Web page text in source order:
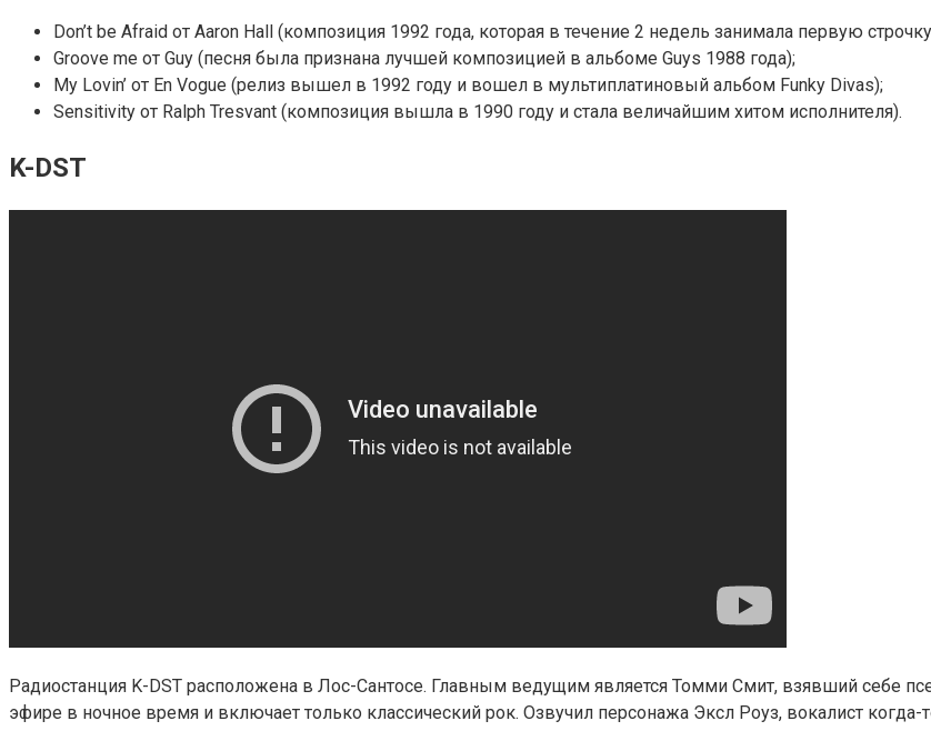
Don’t be Afraid от Aaron Hall (композиция 1992 года, которая в течение 2 недель занимала первую
Groove me от Guy (песня была признана лучшей композицией в альбоме Guys 1988 года);
My Lovin’ от En Vogue (релиз вышел в 1992 году и вошел в мультиплатиновый альбом Funky Divas);
Sensitivity от Ralph Tresvant (композиция вышла в 1990 году и стала величайшим хитом исполнителя).
K-DST
Радиостанция K-DST расположена в Лос-Сантосе. Главным ведущим является Томми Смит, взявший себе
эфире в ночное время и включает только классический рок. Озвучил персонажа Эксл Роуз, вокалист